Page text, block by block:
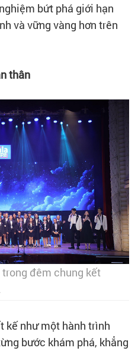
bứt phá giới hạn
và vững vàng hơn trên
thân
đêm chung kết
kế như một hành trình
bước khám phá, khẳng